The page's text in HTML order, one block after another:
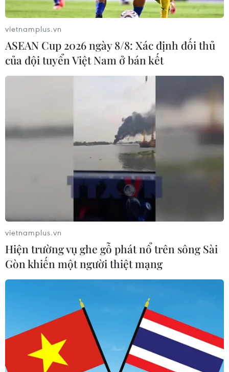
Sóng thần xuất hiện, New Zealand lại bị 2
trận động đất liên tiếp
Vào lúc 13 giờ 31 phút (giờ GMT) ngày 13/11, một trận
động đất mạnh 6,2 độ Richter đã làm rung chuyển khu
vực cách thị trấn Kaikoura của New Zealand 12km về
phía Bắc.
vietnamplus.vn
ASEAN Cup 2026 ngày 8/8: Xác định đối thủ
của đội tuyển Việt Nam ở bán kết
vietnamplus.vn
Hiện trường vụ ghe gỗ phát nổ trên sông Sài
Gòn khiến một người thiệt mạng